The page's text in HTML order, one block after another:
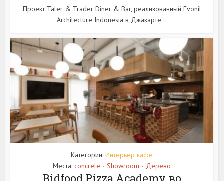
Проект Tater & Trader Diner & Bar, реализованный Evonil
Architecture Indonesia в Джакарте...
Категории: Интерьер кафе
Места: concrete • Showroom • Дерево
Bidfood Pizza Academy во